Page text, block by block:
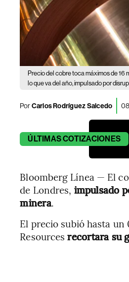
Precio del cobre toca máximos de
lo que va del año, impulsado por
PorCarlos Rodríguez Salcedo
ÚLTIMASCOTIZACIONES
Bloomberg Línea — El
de Londres, impulsado
minera.
El precio subió hasta un
Resourcesrecortara su